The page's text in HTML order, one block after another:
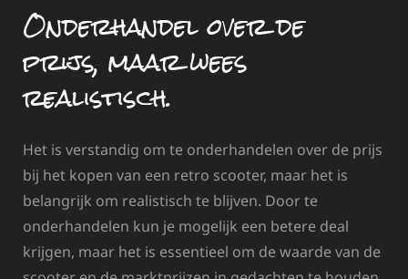
Onderhandel over de
prijs, maar wees
realistisch.
Het is verstandig om te onderhandelen over de prijs
bij het kopen van een retro scooter, maar het is
belangrijk om realistisch te blijven. Door te
onderhandelen kun je mogelijk een betere deal
krijgen, maar het is essentieel om de waarde van de